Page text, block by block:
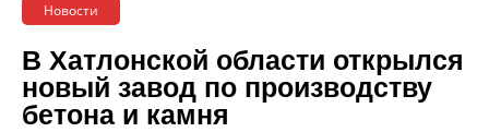
Новости
В Хатлонской области открылся
новый завод по производству
бетона и камня